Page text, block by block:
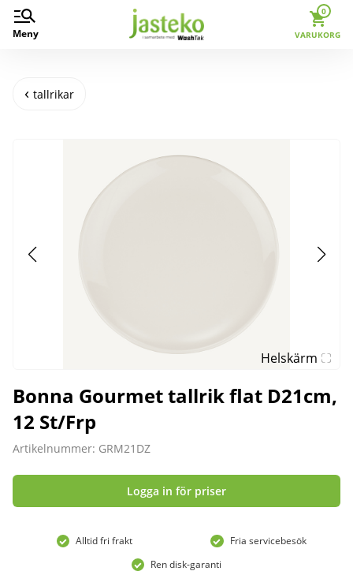
Meny
0
VARUKORG
tallrikar
Helskärm
Bonna Gourmet tallrik flat D21cm,
12 St/Frp
Artikelnummer: GRM21DZ
Logga in för priser
Alltid fri frakt
Fria servicebesök
Ren disk-garanti